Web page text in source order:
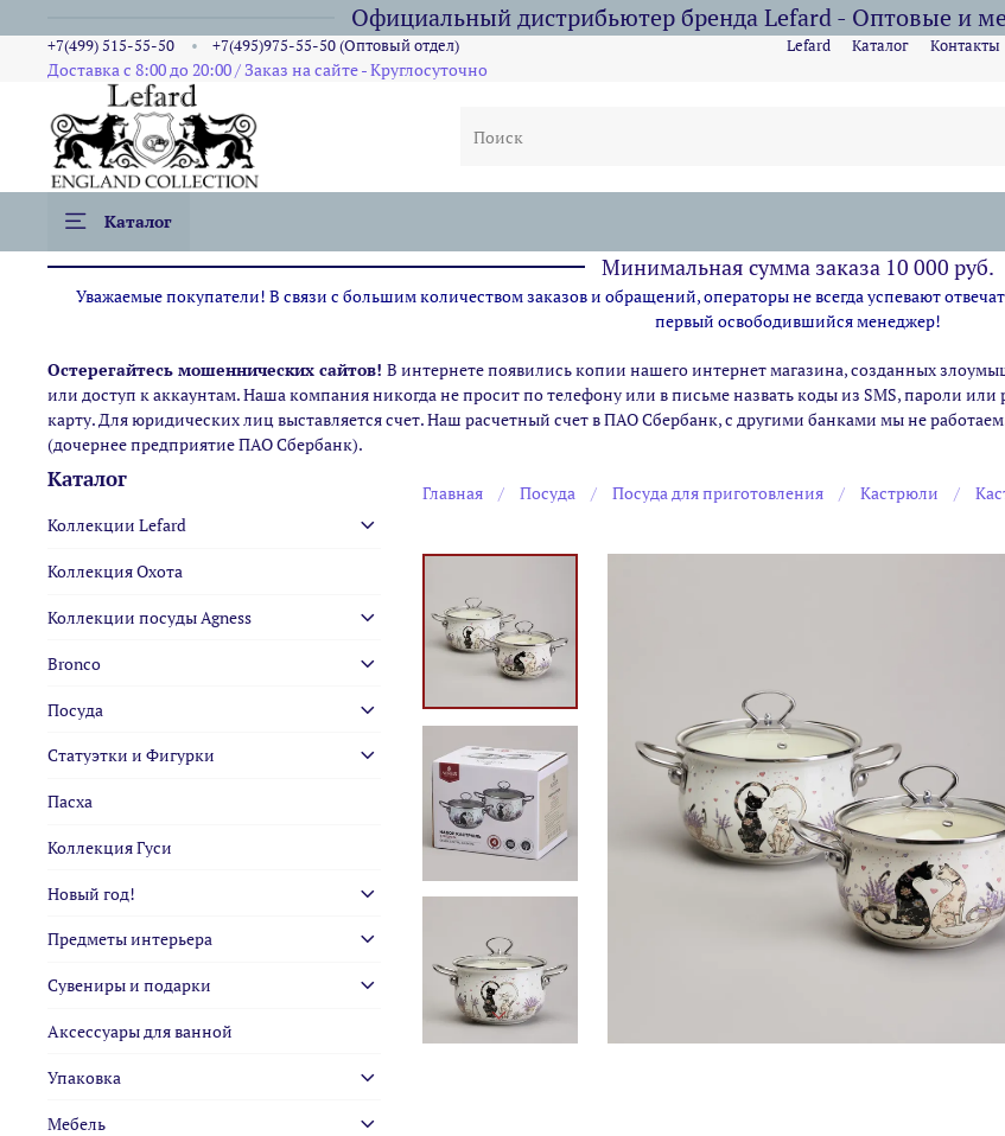
Официальный дистрибьютер бренда Lefard - Оптовые и
Lefard Каталог Контакты
Доставка с 8:00 до 20:00 / Заказ на сайте - Круглосуточно
+7(499) 515-55-50 +7(495)975-55-50 (Оптовый отдел)
Каталог
Минимальная сумма заказа 10 000 руб.
Уважаемые покупатели! В связи с большим количеством заказов и обращений, операторы не всегда успевают
первый освободившийся менеджер!
Остерегайтесь мошеннических сайтов! В интернете появились копии нашего интернет магазина,созданных
или доступ к аккаунтам. Наша компания никогда не просит по телефону или в письме назвать коды из SMS, пароли
карту. Для юридических лиц выставляется счет. Наш расчетный счет в ПАО Сбербанк, с другими банками мы не
(дочернее предприятие ПАО Сбербанк).
Главная Посуда Посуда для приготовления Кастрюли
Каталог
Коллекции Lefard
Коллекция Охота
Коллекции посуды Agness
Bronco
Посуда
Статуэтки и Фигурки
Пасха
Коллекция Гуси
Новый год!
Предметы интерьера
Сувениры и подарки
Аксессуары для ванной
Упаковка
Мебель